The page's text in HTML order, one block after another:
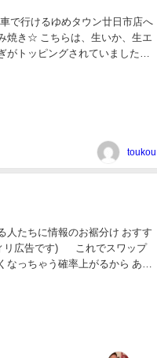
で行けるゆめタウン廿日市店へ
焼き☆ こちらは、生いか、生エ
トッピングされていました。
toukou
人たちに情報のお裾分け おすす
) これでスワップ
っちゃう確率上がるから ある